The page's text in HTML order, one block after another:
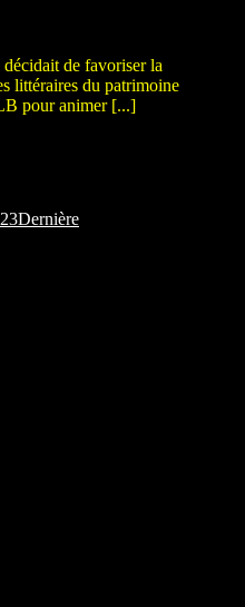
de favoriser la
littéraires du patrimoine
pour animer [...]
23Dernière